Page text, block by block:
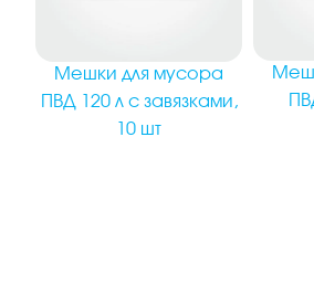
Мешки для мусора
ПВД 120 л с завязками,
10 шт